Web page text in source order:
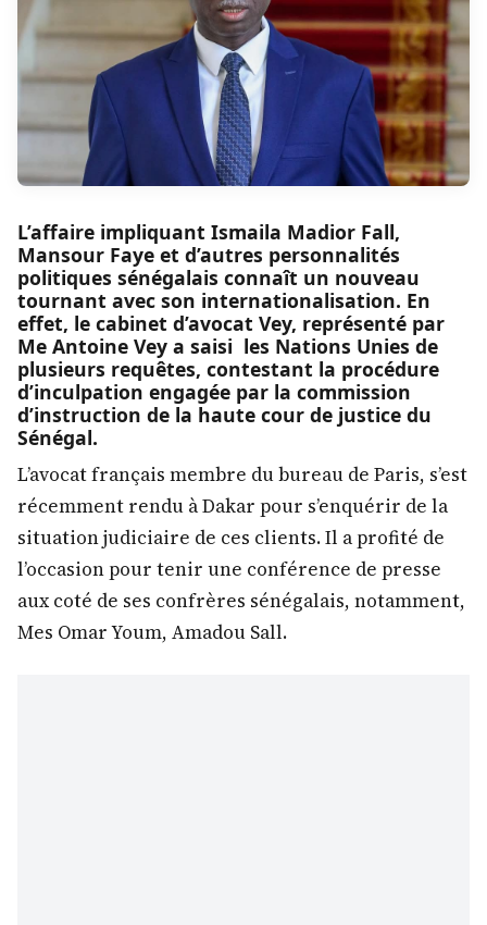
L’affaire impliquant Ismaila Madior Fall,
Mansour Faye et d’autres personnalités
politiques sénégalais connaît un nouveau
tournant avec son internationalisation. En
effet, le cabinet d’avocat Vey, représenté par
Me Antoine Vey a saisi les Nations Unies de
plusieurs requêtes, contestant la procédure
d’inculpation engagée par la commission
d’instruction de la haute cour de justice du
Sénégal.
L’avocat français membre du bureau de Paris, s’est
récemment rendu à Dakar pour s’enquérir de la
situation judiciaire de ces clients. Il a profité de
l’occasion pour tenir une conférence de presse
aux coté de ses confrères sénégalais, notamment,
Mes Omar Youm, Amadou Sall.